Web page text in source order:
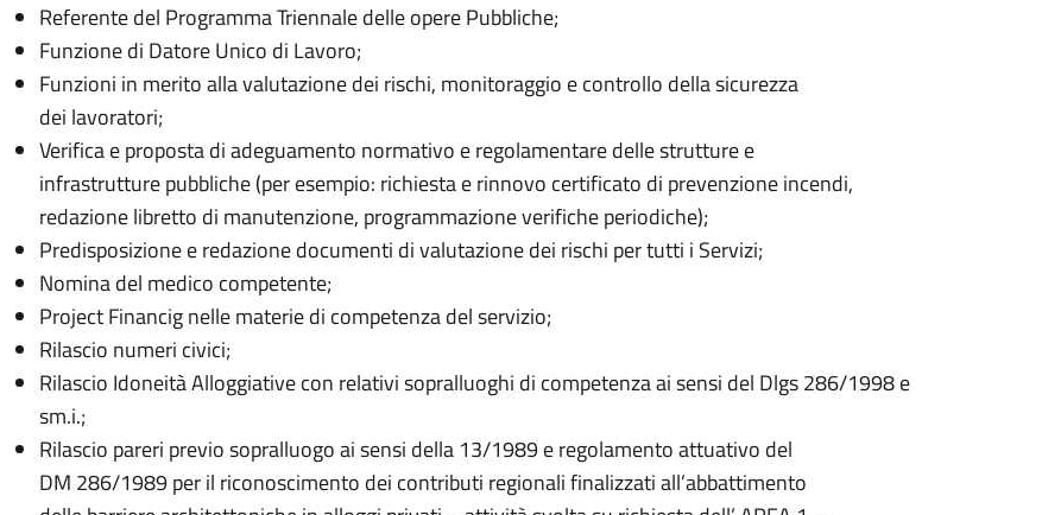
Referente del Programma Triennale delle opere Pubbliche;
Funzione di Datore Unico di Lavoro;
Funzioni in merito alla valutazione dei rischi, monitoraggio e controllo della sicurezza
dei lavoratori;
Verifica e proposta di adeguamento normativo e regolamentare delle strutture e
infrastrutture pubbliche (per esempio: richiesta e rinnovo certificato di prevenzione incendi,
redazione libretto di manutenzione, programmazione verifiche periodiche);
Predisposizione e redazione documenti di valutazione dei rischi per tutti i Servizi;
Nomina del medico competente;
Project Financig nelle materie di competenza del servizio;
Rilascio numeri civici;
Rilascio Idoneità Alloggiative con relativi sopralluoghi di competenza ai sensi del Dlgs 286/1998 e
sm.i.;
Rilascio pareri previo sopralluogo ai sensi della 13/1989 e regolamento attuativo del
DM 286/1989 per il riconoscimento dei contributi regionali finalizzati all’abbattimento